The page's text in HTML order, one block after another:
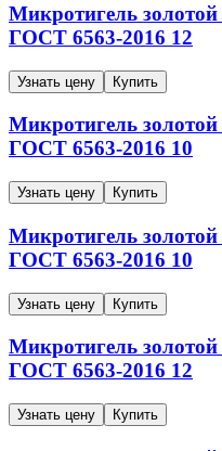
Микротигель золотой
ГОСТ 6563-2016 12
Узнать цену Купить
Микротигель золотой
ГОСТ 6563-2016 10
Узнать цену Купить
Микротигель золотой
ГОСТ 6563-2016 10
Узнать цену Купить
Микротигель золотой
ГОСТ 6563-2016 12
Узнать цену Купить